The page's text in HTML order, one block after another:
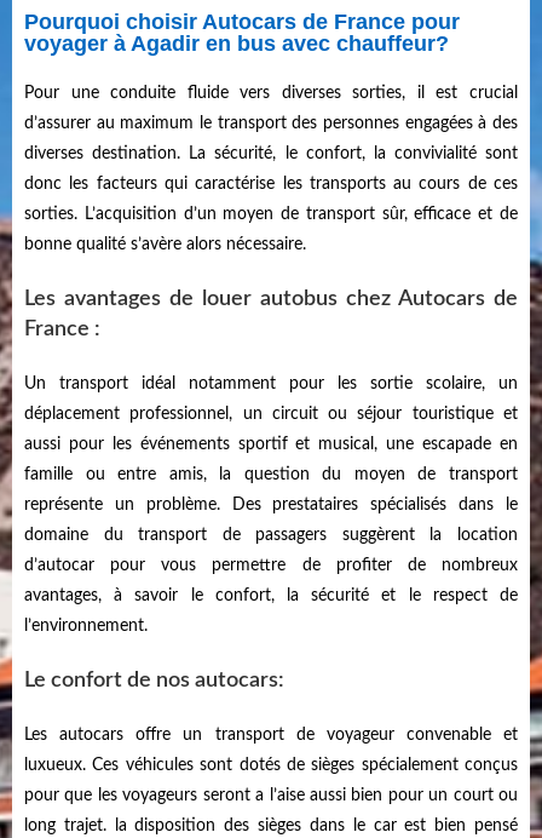
Pourquoi choisir Autocars de France pour
voyager à Agadir en bus avec chauffeur?
Pour une conduite fluide vers diverses sorties, il est crucial
d’assurer au maximum le transport des personnes engagées à des
diverses destination. La sécurité, le confort, la convivialité sont
donc les facteurs qui caractérise les transports au cours de ces
sorties. L’acquisition d’un moyen de transport sûr, efficace et de
bonne qualité s’avère alors nécessaire.
Les avantages de louer autobus chez Autocars de
France :
Un transport idéal notamment pour les sortie scolaire, un
déplacement professionnel, un circuit ou séjour touristique et
aussi pour les événements sportif et musical, une escapade en
famille ou entre amis, la question du moyen de transport
représente un problème. Des prestataires spécialisés dans le
domaine du transport de passagers suggèrent la location
d’autocar pour vous permettre de profiter de nombreux
avantages, à savoir le confort, la sécurité et le respect de
l’environnement.
Le confort de nos autocars:
Les autocars offre un transport de voyageur convenable et
luxueux. Ces véhicules sont dotés de sièges spécialement conçus
pour que les voyageurs seront a l’aise aussi bien pour un court ou
long trajet. la disposition des sièges dans le car est bien pensé